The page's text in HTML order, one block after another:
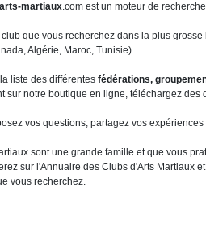
martiaux.com est un moteur de
que vous recherchez dans la plus
Algérie, Maroc, Tunisie).
liste des différentes fédérations,
sur notre boutique en ligne, téléchargez des
vos questions, partagez vos expériences
sont une grande famille et que vous
sur l'Annuaire des Clubs d'Arts Martiaux
vous recherchez.